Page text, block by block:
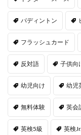
パディントン
フラッシュカード
反対語 子供向
幼児向け 幼児
無料体験 英会
英検5級 英検Jr.